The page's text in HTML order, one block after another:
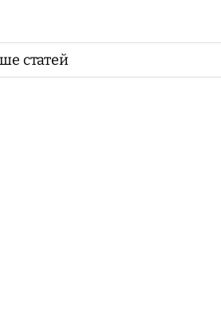
статей